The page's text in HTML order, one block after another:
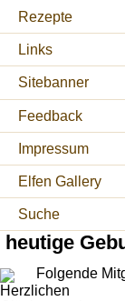
Rezepte
Links
Sitebanner
Feedback
Impressum
Elfen Gallery
Suche
heutige
Folgende